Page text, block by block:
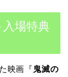
入場特典
映画 『 鬼滅の